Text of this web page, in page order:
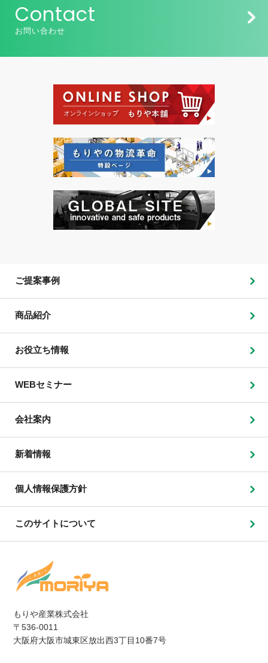
Contact
お問い合わせ
もりや産業株式会社
〒536-0011
大阪府大阪市城東区放出西3丁目10番7号
ご提案事例
商品紹介
お役立ち情報
WEBセミナー
会社案内
新着情報
個人情報保護方針
このサイトについて